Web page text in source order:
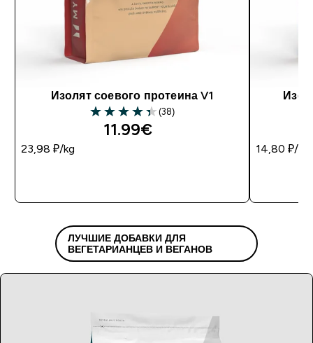
Изолят соевого протеина V1
(38)
11.99€‎
23,98 ₽‎/kg 14,80 ₽‎/kg
ЛУЧШИЕ ДОБАВКИ ДЛЯ
ВЕГЕТАРИАНЦЕВ И ВЕГАНОВ